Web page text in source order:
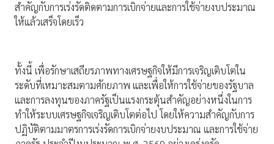
สำคัญกับการเร่งรัดติดตามการเบิกจ่ายและการใช้จ่ายงบประมาณ
ให้แล้วเสร็จโดยเร็ว
ทั้งนี้ เพื่อรักษาเสถียรภาพทางเศรษฐกิจให้มีการเจริญเติบโตใน
ระดับที่เหมาะสมตามศักยภาพ และเพื่อให้การใช้จ่ายของรัฐบาล
และการลงทุนของภาครัฐเป็นแรงกระตุ้นสำคัญอย่างหนึ่งในการ
ทำให้ระบบเศรษฐกิจเจริญเติบโตต่อไป โดยให้ความสำคัญกับการ
ปฏิบัติตามมาตรการเร่งรัดการเบิกจ่ายงบประมาณ และการใช้จ่าย